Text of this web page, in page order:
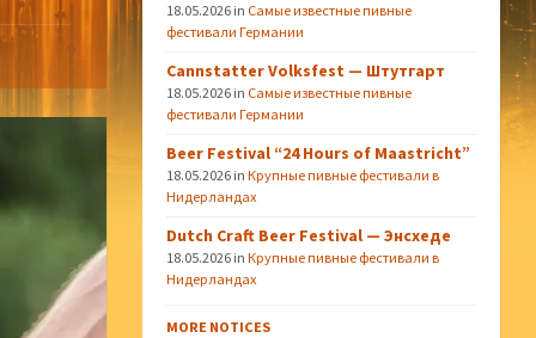
18.05.2026 in Самые известные пивные
фестивали Германии
Cannstatter Volksfest — Штутгарт
18.05.2026 in Самые известные пивные
фестивали Германии
Beer Festival “24 Hours of Maastricht”
18.05.2026 inКрупные пивные фестивали в
Нидерландах
Dutch Craft Beer Festival — Энсхеде
18.05.2026 inКрупные пивные фестивали в
Нидерландах
MORE NOTICES